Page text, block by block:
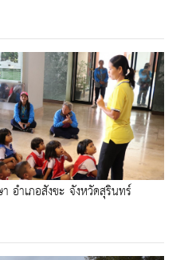
อำเภอสังขะ จังหวัดสุรินทร์